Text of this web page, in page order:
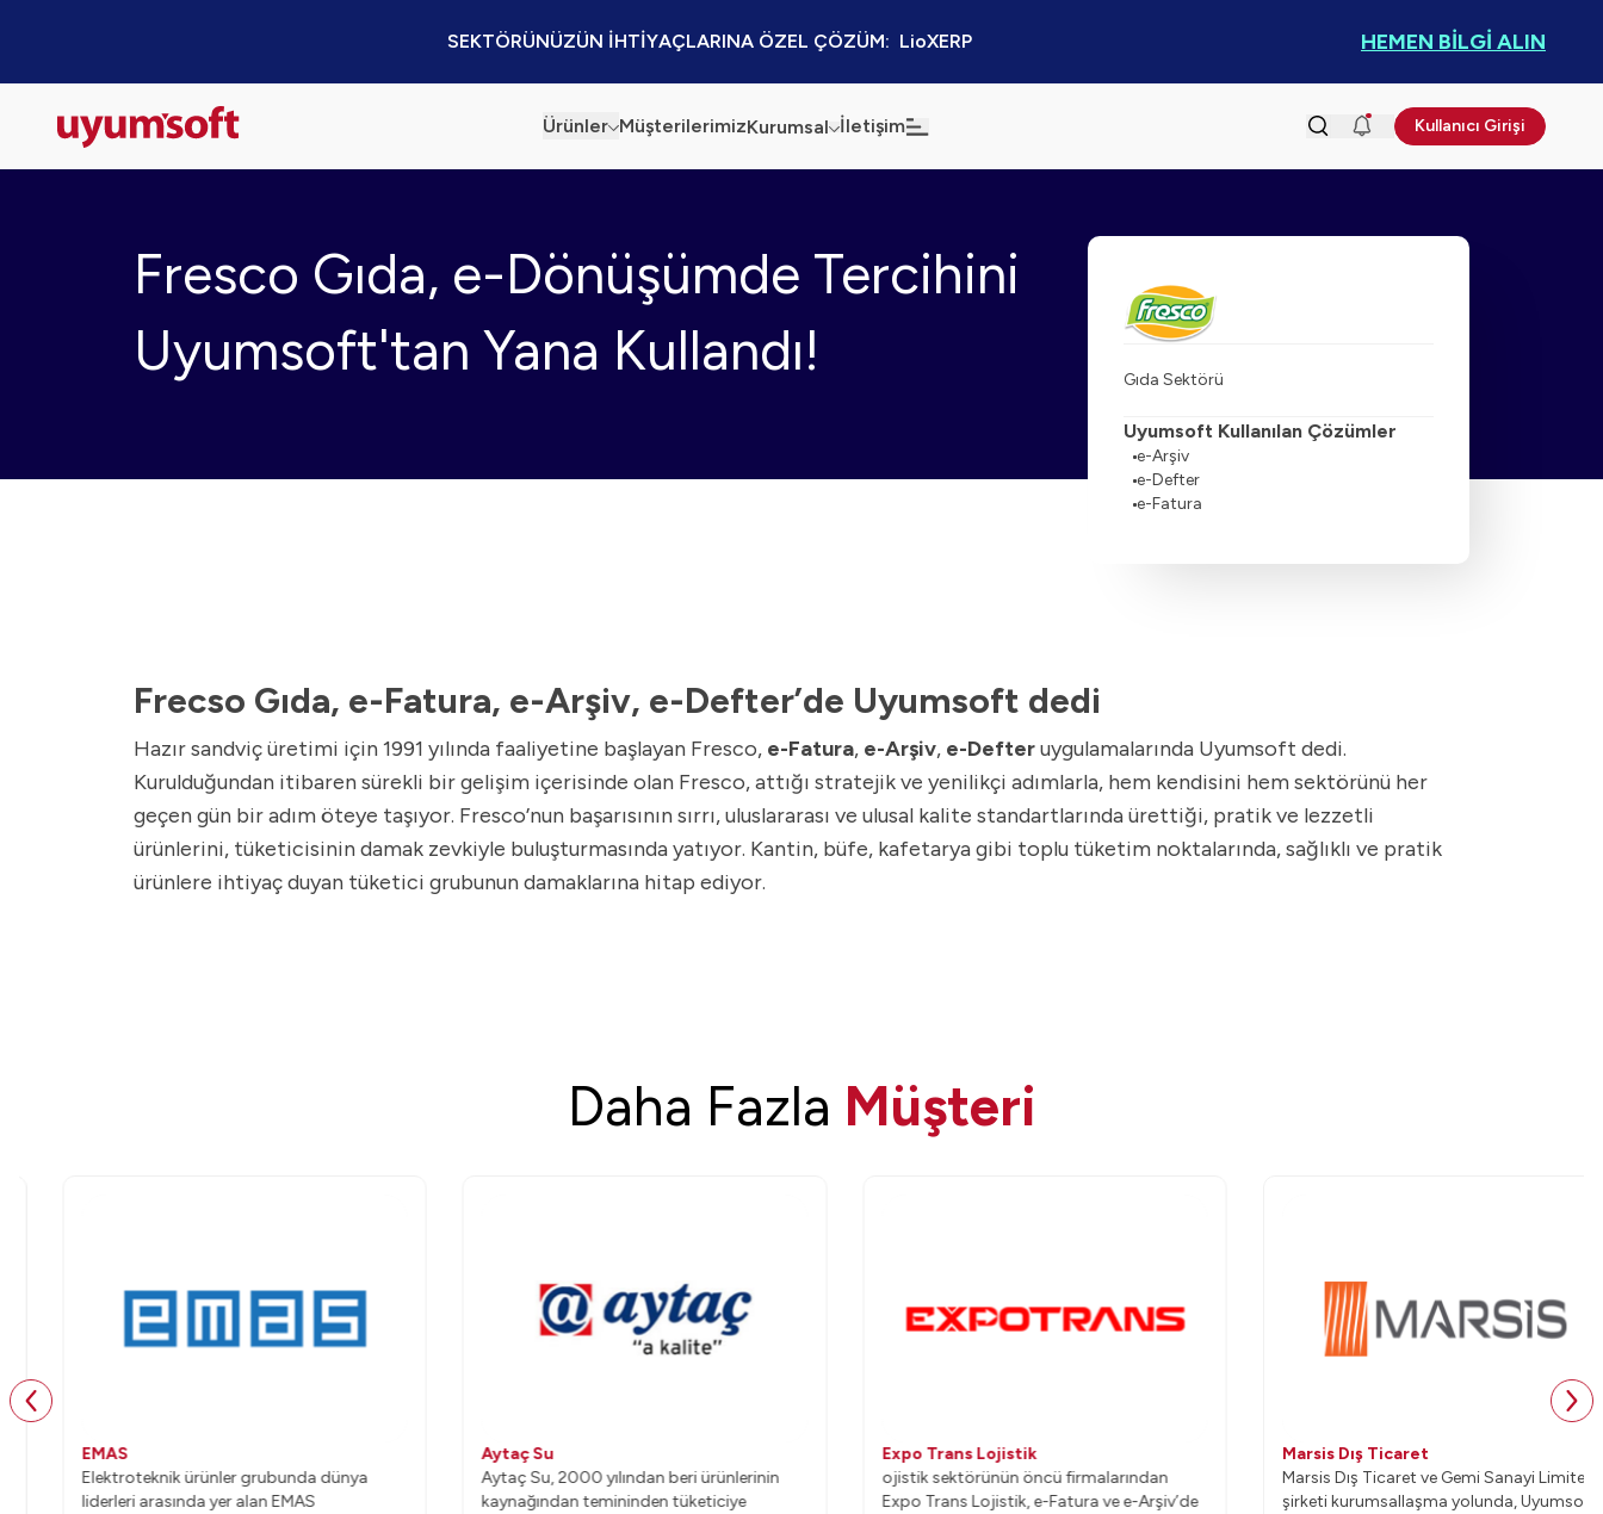
SEKTÖRÜNÜZÜN İHTİYAÇLARINA ÖZEL ÇÖZÜM:  LioXERP HEMEN BİLGİ ALIN
Ürünler MüşterilerimizKurumsal
Sürdürülebilirlik
Bilgi Güvenliği
İletişim
Kaynaklar
Etkinlikler
Kullanıcı Girişi
Fresco Gıda, e-Dönüşümde Tercihini
Uyumsoft'tan Yana Kullandı!
Gıda Sektörü
Uyumsoft Kullanılan Çözümler
e-Arşiv
e-Defter
e-Fatura
Frecso Gıda, e-Fatura, e-Arşiv, e-Defter’de Uyumsoft dedi
Hazır sandviç üretimi için 1991 yılında faaliyetine başlayan Fresco, e-Fatura, e-Arşiv, e-Defteruygulamalarında Uyumsoft dedi.
Kurulduğundan itibaren sürekli bir gelişim içerisinde olan Fresco, attığı stratejik ve yenilikçi adımlarla, hem kendisini hem sektörünü her
geçen gün bir adım öteye taşıyor. Fresco’nun başarısının sırrı, uluslararası ve ulusal kalite standartlarında ürettiği, pratik ve lezzetli
ürünlerini, tüketicisinin damak zevkiyle buluşturmasında yatıyor. Kantin, büfe, kafetarya gibi toplu tüketim noktalarında, sağlıklı ve pratik
ürünlere ihtiyaç duyan tüketici grubunun damaklarına hitap ediyor.
Daha Fazla Müşteri
EMAS
Elektroteknik ürünler grubunda dünya
liderleri arasında yer alan EMAS
Aytaç Su
Aytaç Su, 2000 yılından beri ürünlerinin
kaynağından temininden tüketiciye
Expo Trans Lojistik
ojistik sektörünün öncü firmalarından
Expo Trans Lojistik, e-Fatura ve e-Arşiv’de
Marsis Dış Ticaret
Marsis Dış Ticaret ve Gemi Sanayi Limited
şirketi kurumsallaşma yolunda, Uyumsoft